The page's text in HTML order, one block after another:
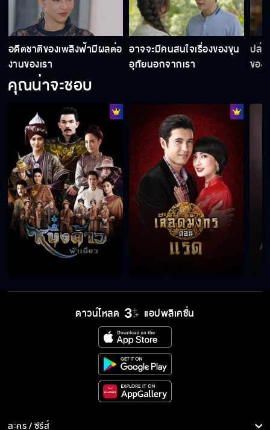
กูช่วยให้มึงไม่ต้องทุกข์ทรมานวิ่งไล่ตามผู้ชาย
หากคืนนี้ข้าได้เป็นเมียท่านหมื่น
ข้าขอวิชาความรู้ที่เคยเป็นของข้า...กลับคืนมาสู่ข้า
เอ็งเป็นวิญญาณผีนรกสั่งมาเกิด
น้ำมันพรายรึ...ของโสโครก ข้าไม่ใช้หรอกเว้ย
อดีตชาติของเพลิงฟ้ามีผลต่อ
งานของเรา
อาจจะมีคนสนใจเรื่องของขุน
อุทัยนอกจากเรา
ปล่อ
ของ
คุณน่าจะชอบ
ดาวน์โหลด แอปพลิเคชั่น
ละคร / ซีรีส์